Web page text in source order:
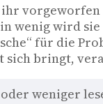
vorgeworfen
wenig wird sie
für die
weniger